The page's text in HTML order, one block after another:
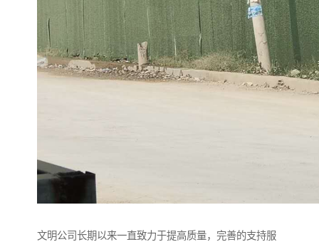
文明公司长期以来一直致力于提高质量，完善的支持服